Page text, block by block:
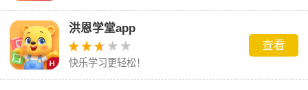
手
洪恩学堂app
快乐学习更轻松！
查看